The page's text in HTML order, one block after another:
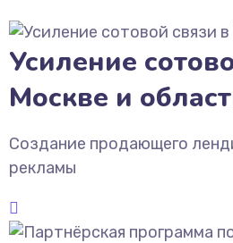
Усиление
Москве и
Создание продающего
рекламы